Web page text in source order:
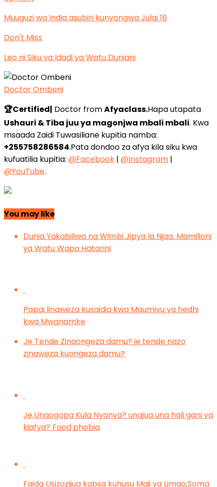
Muuguzi wa India asubiri kunyongwa Julai 16
Don't Miss
Leo ni Siku ya Idadi ya Watu Duniani
Doctor Ombeni
🏆Certified| Doctor fromAfyaclass.Hapa utapata
Ushauri & Tiba juu ya magonjwa mbali mbali. Kwa
msaada Zaidi Tuwasiliane kupitia namba:
+255758286584.Pata dondoo za afya kila siku kwa
kufuatilia kupitia: @Facebook | @Instagram |
@YouTube.
You may like
Dunia Yakabiliwa na Wimbi Jipya la Njaa: Mamilioni
ya Watu Wapo Hatarini
Papai linaweza kusaidia kwa Maumivu ya hedhi
kwa Mwanamke
Je Tende Zinaongeza damu? je tende nazo
zinaweza kuongeza damu?
Je,Unaogopa Kula Nyanya? unajua una hali gani ya
kiafya? Food phobia
Faida Usizozijua kabsa kuhusu Maji ya Limao,Soma